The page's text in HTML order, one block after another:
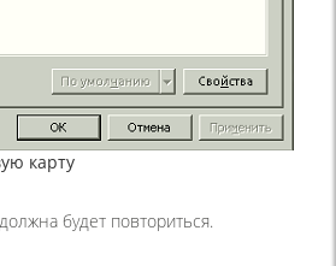
карту
будет повториться.